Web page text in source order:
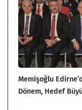
Memişoğlu
Dönem, Hedef